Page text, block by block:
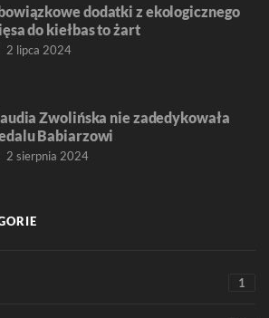
dodatki z ekologicznego
do kiełbas to żart
2 lipca 2024
Zwolińska nie zadedykowała
Babiarzowi
2 sierpnia 2024
1